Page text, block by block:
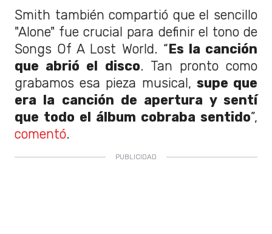
Smith también compartió que el sencillo
"Alone" fue crucial para definir el tono de
Songs Of A Lost World. “Es la canción
que abrió el disco. Tan pronto como
grabamos esa pieza musical, supe que
era la canción de apertura y sentí
que todo el álbum cobraba sentido”,
comentó.